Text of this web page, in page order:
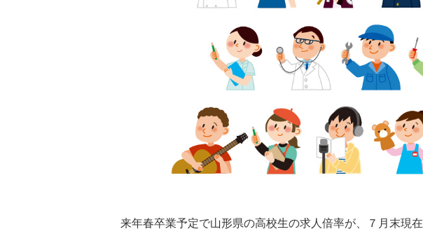
来年春卒業予定で山形県の高校生の求人倍率が、７月末現在